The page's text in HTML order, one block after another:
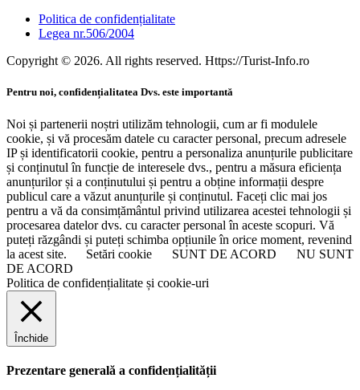
Politica de confidențialitate
Legea nr.506/2004
Copyright © 2026. All rights reserved. Https://Turist-Info.ro
Pentru noi, confidențialitatea Dvs. este importantă
Noi și partenerii noștri utilizăm tehnologii, cum ar fi modulele
cookie, și vă procesăm datele cu caracter personal, precum adresele
IP și identificatorii cookie, pentru a personaliza anunțurile publicitare
și conținutul în funcție de interesele dvs., pentru a măsura eficiența
anunțurilor și a conținutului și pentru a obține informații despre
publicul care a văzut anunțurile și conținutul. Faceți clic mai jos
pentru a vă da consimțământul privind utilizarea acestei tehnologii și
procesarea datelor dvs. cu caracter personal în aceste scopuri. Vă
puteți răzgândi și puteți schimba opțiunile în orice moment, revenind
la acest site.
Setări cookie SUNT DE ACORD
NU SUNT
DE ACORD
Politica de confidențialitate și cookie-uri
Închide
Prezentare generală a confidențialității